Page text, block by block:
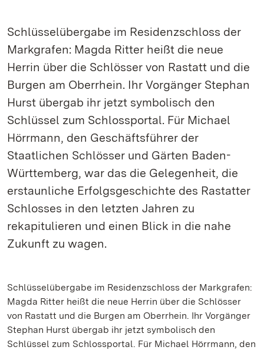
Schlüsselübergabe im Residenzschloss der
Markgrafen: Magda Ritter heißt die neue
Herrin über die Schlösser von Rastatt und die
Burgen am Oberrhein. Ihr Vorgänger Stephan
Hurst übergab ihr jetzt symbolisch den
Schlüssel zum Schlossportal. Für Michael
Hörrmann, den Geschäftsführer der
Staatlichen Schlösser und Gärten Baden-
Württemberg, war das die Gelegenheit, die
erstaunliche Erfolgsgeschichte des Rastatter
Schlosses in den letzten Jahren zu
rekapitulieren und einen Blick in die nahe
Zukunft zu wagen.
Schlüsselübergabe im Residenzschloss der Markgrafen:
Magda Ritter heißt die neue Herrin über die Schlösser
von Rastatt und die Burgen am Oberrhein. Ihr Vorgänger
Stephan Hurst übergab ihr jetzt symbolisch den
Schlüssel zum Schlossportal. Für Michael Hörrmann, den